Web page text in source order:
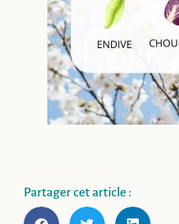
Partager cet article :